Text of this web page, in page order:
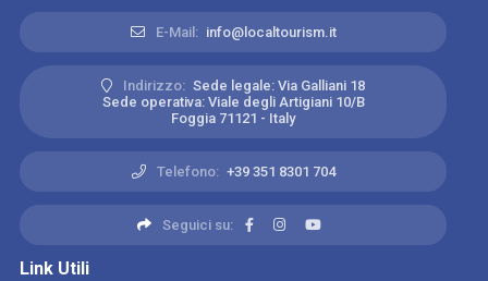
E-Mail: info@localtourism.it
Indirizzo: Sede legale: Via Galliani 18
Sede operativa: Viale degli Artigiani 10/B
Foggia 71121 - Italy
Telefono: +39 351 8301 704
Seguici su:
Link Utili